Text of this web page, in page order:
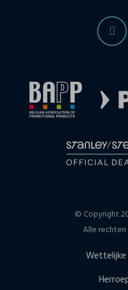
© Copyright
Alle
Wettelijke